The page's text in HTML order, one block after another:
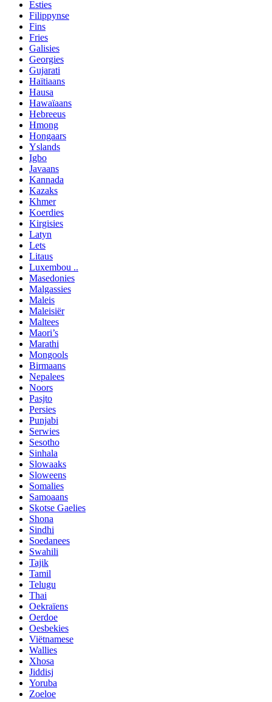
Esties
Filippynse
Fins
Fries
Galisies
Georgies
Gujarati
Haïtiaans
Hausa
Hawaïaans
Hebreeus
Hmong
Hongaars
Yslands
Igbo
Javaans
Kannada
Kazaks
Khmer
Koerdies
Kirgisies
Latyn
Lets
Litaus
Luxembou ..
Masedonies
Malgassies
Maleis
Maleisiër
Maltees
Maori’s
Marathi
Mongools
Birmaans
Nepalees
Noors
Pasjto
Persies
Punjabi
Serwies
Sesotho
Sinhala
Slowaaks
Sloweens
Somalies
Samoaans
Skotse Gaelies
Shona
Sindhi
Soedanees
Swahili
Tajik
Tamil
Telugu
Thai
Oekraïens
Oerdoe
Oesbekies
Viëtnamese
Wallies
Xhosa
Jiddisj
Yoruba
Zoeloe